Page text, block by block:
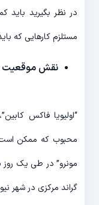
در نظر بگیرید باید
مستلزم کارهایی که
نقش موقعیت
“اولیویا فاکس
محبوب که ممکن است
مونرو” در طی یک روز
گراند مرکزی در شهر